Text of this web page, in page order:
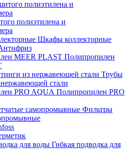
полиэтилена и
Шкафы коллекторные
Полипропилен
Трубы
стали
Полипропилен PRO
Фильтры
Гибкая подводка для